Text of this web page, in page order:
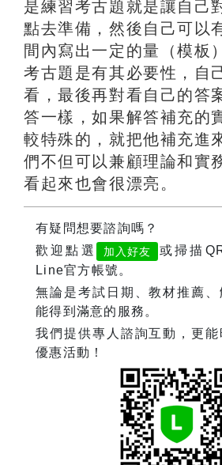
是練習考古題就是讓自己
點去準備，然後自己可以
間內寫出一定的量（模板
考古題是有其必要性，自
看，最後再對看自己的答
答一樣，如果解答補充的
較特殊的，就把他補充進
們不但可以兼顧理論和實
看起來也會很漂亮。
有疑問想要諮詢嗎？
歡迎點選
加入好友
或掃描
Line官方帳號。
無論是考試日期、教材推薦
能得到滿意的服務。
我們提供專人諮詢互動，更能
優惠活動！